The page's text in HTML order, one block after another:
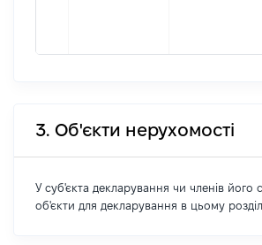
3. Об'єкти нерухомості
У суб'єкта декларування чи членів його
об'єкти для декларування в цьому